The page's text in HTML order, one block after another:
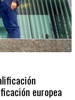
europea